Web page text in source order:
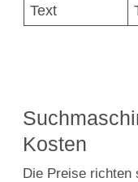
Text
Kosten
Die Preise richten